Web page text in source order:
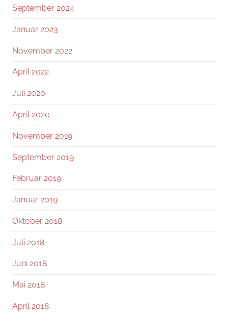
September 2024
Januar 2023
November 2022
April 2022
Juli 2020
April 2020
November 2019
September 2019
Februar 2019
Januar 2019
Oktober 2018
Juli 2018
Juni 2018
Mai 2018
April 2018